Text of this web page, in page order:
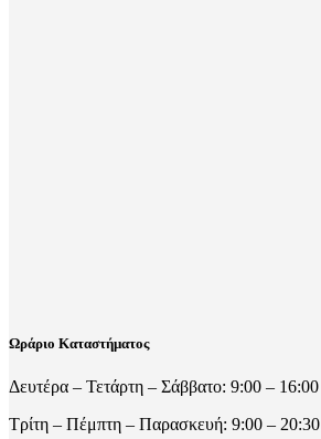
Ωράριο Καταστήματος
Δευτέρα – Τετάρτη – Σάββατο: 9:00 – 16:00
Τρίτη – Πέμπτη – Παρασκευή: 9:00 – 20:30